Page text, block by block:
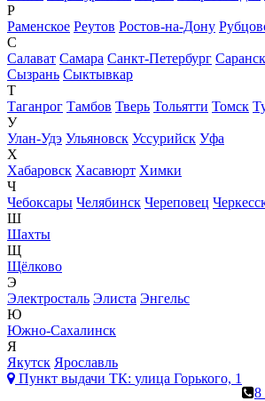
Р
Раменское Реутов Ростов-на-Дону
С
Салават Самара Санкт-Петербург Саранск
Сызрань Сыктывкар
Т
Таганрог Тамбов Тверь Тольятти Томск
У
Улан-Удэ Ульяновск Уссурийск Уфа
Х
Хабаровск Хасавюрт Химки
Ч
Чебоксары Челябинск Череповец
Ш
Шахты
Щ
Щёлково
Э
Электросталь Элиста Энгельс
Ю
Южно-Сахалинск
Я
Якутск Ярославль
Пункт выдачи ТК: улица Горького, 1
8